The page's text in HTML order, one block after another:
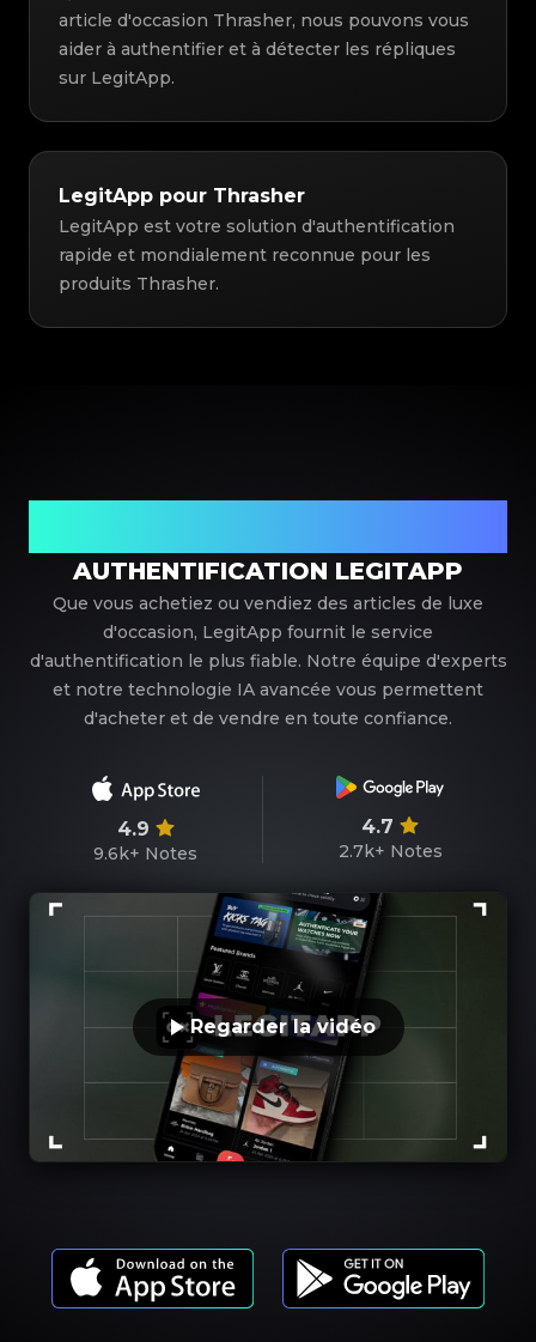
article d'occasion Thrasher, nous pouvons vous
aider à authentifier et à détecter les répliques
sur LegitApp.
LegitApp pour Thrasher
LegitApp est votre solution d'authentification
rapide et mondialement reconnue pour les
produits Thrasher.
AUTHENTIFICATION LEGITAPP
Que vous achetiez ou vendiez des articles de luxe
d'occasion, LegitApp fournit le service
d'authentification le plus fiable. Notre équipe d'experts
et notre technologie IA avancée vous permettent
d'acheter et de vendre en toute confiance.
4.9
9.6k+ Notes
4.7
2.7k+ Notes
Regarder la vidéo